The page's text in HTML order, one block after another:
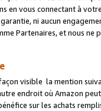
en vous connectant à
ni aucun
Partenaires, et nous
visible la mention
endroit où Amazon
sur les achats